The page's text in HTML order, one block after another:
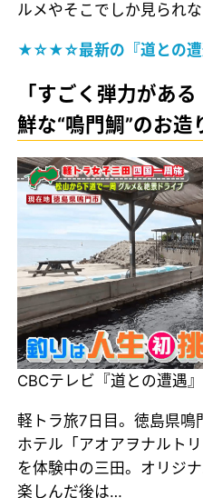
ルメやそこでしか見られ
★☆★☆最新の『道との
「すごく弾力があ
鮮な“鳴門鯛”のお造
CBCテレビ『道との遭遇』
軽トラ旅7日目。徳島県鳴
ホテル「アオアヲナルト
を体験中の三田。オリジ
楽しんだ後は…